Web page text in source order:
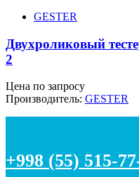
GESTER
Двухроликовый
2
Цена по запросу
Производитель: GESTER
+998 (55) 515-